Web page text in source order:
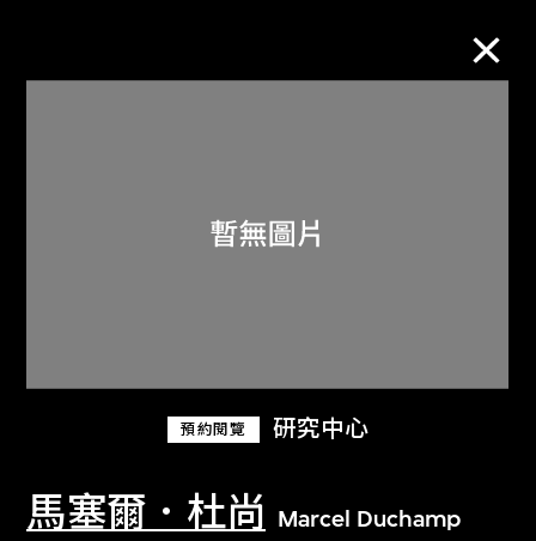
預約閱覽 研究中心
馬塞爾．杜尚 Marcel Duchamp
關於M+藏品
探索世界頂級的二十及二十一世紀視覺
文化藏品。